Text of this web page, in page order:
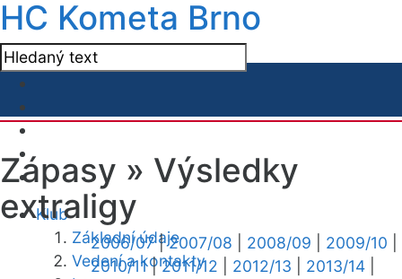
HC Kometa Brno
Klub
Základní údaje
Vedení a kontakty
Zápasy » Výsledky
extraligy
2006/07|2007/08 2008/09 2009/10
2010/11|2011/12 2012/13 2013/14